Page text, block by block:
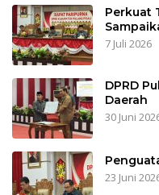
Perkuat
7 Juli 2026
DPRD
Daerah
30 Juni
23 Juni